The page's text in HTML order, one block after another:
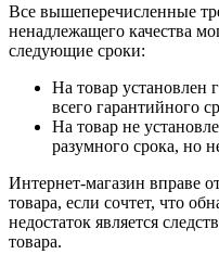
Все вышеперечисленные
ненадлежащего качества
следующие сроки:
На товар установлен
всего гарантийного
На товар не
разумного срока, но
Интернет-магазин вправе
товара, если сочтет, что
недостаток является
товара.